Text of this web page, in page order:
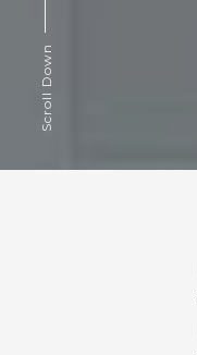
Scroll Down